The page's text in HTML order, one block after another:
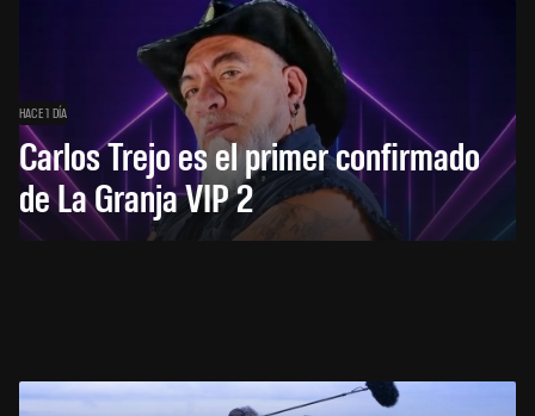
HACE 1 DÍA
Carlos Trejo es el primer confirmado
de La Granja VIP 2